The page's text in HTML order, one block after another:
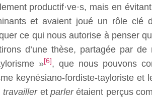
productif·ve·s, mais en
et avaient joué un rôle
ce qui nous autorise à penser
d’une thèse, partagée par
»[6] , que nous pouvons
keynésiano-fordiste-tayloriste
travailleretparlerétaient perçus